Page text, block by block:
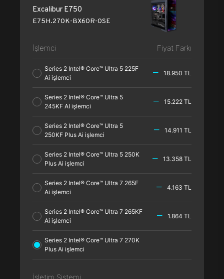
Excalibur E750
E75H.270K-BX60R-0SE
İşlemci Fiyat Farkı
Series 2 Intel® Core™ Ultra 5 225F
Ai işlemci
18.950 TL
Series 2 Intel® Core™ Ultra 5
245KF AI işlemci
15.222 TL
Series 2 Intel® Core™ Ultra 5
250KF Plus Ai işlemci
14.911 TL
Series 2 Intel® Core™ Ultra 5 250K
Plus Ai işlemci
13.358 TL
Series 2 Intel® Core™ Ultra 7 265F
Ai işlemci
4.163 TL
Series 2 Intel® Core™ Ultra 7 265KF
Ai işlemci
1.864 TL
Series 2 Intel® Core™ Ultra 7 270K
Plus Ai işlemci